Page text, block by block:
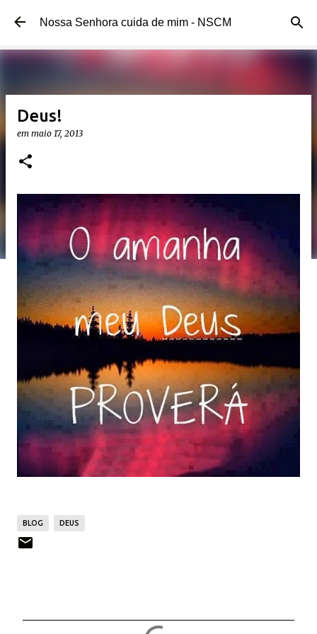
Pular para o conteúdo principal
Nossa Senhora cuida de mim - NSCM
Deus!
em maio 17, 2013
BLOG DEUS